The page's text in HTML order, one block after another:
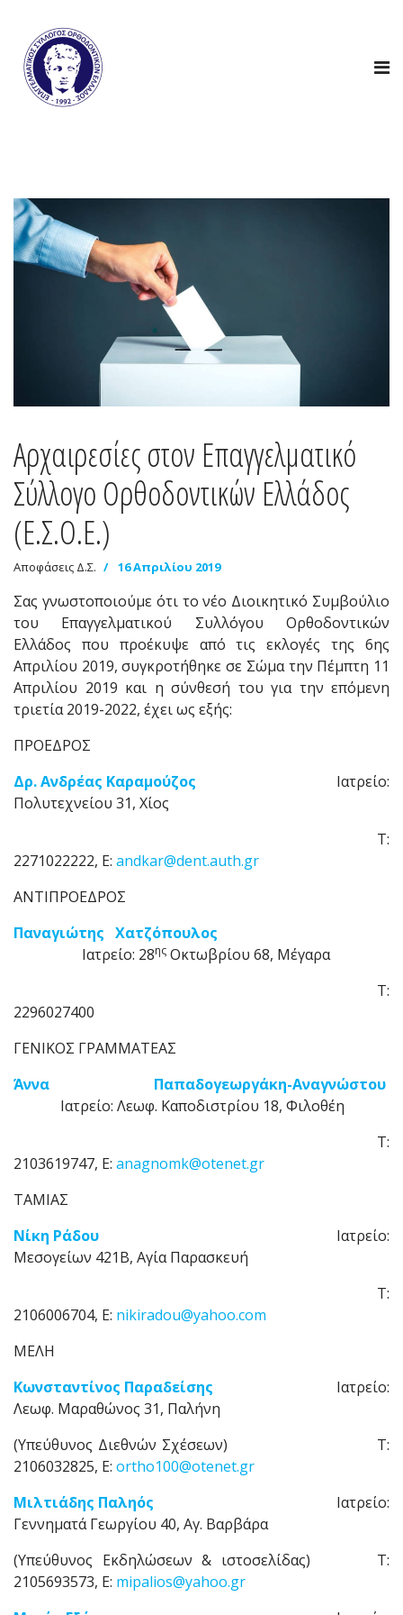
Αρχαιρεσίες στον Επαγγελματικό
Σύλλογο Ορθοδοντικών Ελλάδος
(Ε.Σ.Ο.Ε.)
Αποφάσεις Δ.Σ. 16 Απριλίου 2019
Σας γνωστοποιούμε ότι το νέο Διοικητικό Συμβούλιο
του Επαγγελματικού Συλλόγου Ορθοδοντικών
Ελλάδος που προέκυψε από τις εκλογές της 6ης
Απριλίου 2019, συγκροτήθηκε σε Σώμα την Πέμπτη 11
Απριλίου 2019 και η σύνθεσή του για την επόμενη
τριετία 2019-2022, έχει ως εξής:
ΠΡΟΕΔΡΟΣ
Δρ. Ανδρέας Καραμούζος Ιατρείο:
Πολυτεχνείου 31, Χίος
Τ:
2271022222, Ε: andkar@dent.auth.gr
ΑΝΤΙΠΡΟΕΔΡΟΣ
Παναγιώτης Χατζόπουλος
Ιατρείο: 28ης Οκτωβρίου 68, Μέγαρα
Τ:
2296027400
ΓΕΝΙΚΟΣ ΓΡΑΜΜΑΤΕΑΣ
Άννα Παπαδογεωργάκη-Αναγνώστου
Ιατρείο: Λεωφ. Καποδιστρίου 18, Φιλοθέη
Τ:
2103619747, E: anagnomk@otenet.gr
ΤΑΜΙΑΣ
Νίκη Ράδου Ιατρείο:
Μεσογείων 421Β, Αγία Παρασκευή
Τ:
2106006704, E: nikiradou@yahoo.com
ΜΕΛΗ
Κωνσταντίνος Παραδείσης Ιατρείο:
Λεωφ. Μαραθώνος 31, Παλήνη
(Υπεύθυνος Διεθνών Σχέσεων) Τ:
2106032825, E: ortho100@otenet.gr
Μιλτιάδης Παληός Ιατρείο:
Γεννηματά Γεωργίου 40, Αγ. Βαρβάρα
(Υπεύθυνος Εκδηλώσεων & ιστοσελίδας) Τ:
2105693573, E: mipalios@yahoo.gr